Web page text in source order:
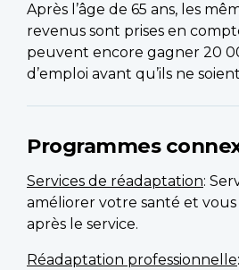
Après l’âge de 65 ans, les
revenus sont prises en
peuvent encore gagner 20
d’emploi avant qu’ils ne
Programmes
Services de réadaptation:
améliorer votre santé et vous
après le service.
Réadaptation professionnelle